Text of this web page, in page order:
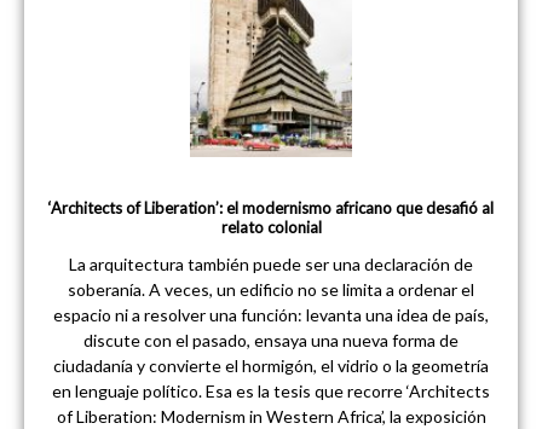
‘Architects of Liberation’: el modernismo africano que desafió al
relato colonial
La arquitectura también puede ser una declaración de
soberanía. A veces, un edificio no se limita a ordenar el
espacio ni a resolver una función: levanta una idea de país,
discute con el pasado, ensaya una nueva forma de
ciudadanía y convierte el hormigón, el vidrio o la geometría
en lenguaje político. Esa es la tesis que recorre ‘Architects
of Liberation: Modernism in Western Africa’, la exposición